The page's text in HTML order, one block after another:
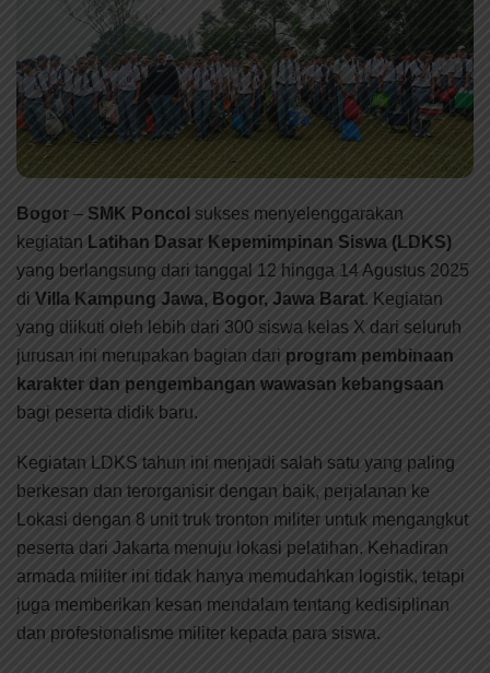
Bogor – SMK Poncol sukses menyelenggarakan
kegiatan Latihan Dasar Kepemimpinan Siswa (LDKS)
yang berlangsung dari tanggal 12 hingga 14 Agustus 2025
di Villa Kampung Jawa, Bogor, Jawa Barat. Kegiatan
yang diikuti oleh lebih dari 300 siswa kelas X dari seluruh
jurusan ini merupakan bagian dari program pembinaan
karakter dan pengembangan wawasan kebangsaan
bagi peserta didik baru.
Kegiatan LDKS tahun ini menjadi salah satu yang paling
berkesan dan terorganisir dengan baik, perjalanan ke
Lokasi dengan 8 unit truk tronton militer untuk mengangkut
peserta dari Jakarta menuju lokasi pelatihan. Kehadiran
armada militer ini tidak hanya memudahkan logistik, tetapi
juga memberikan kesan mendalam tentang kedisiplinan
dan profesionalisme militer kepada para siswa.